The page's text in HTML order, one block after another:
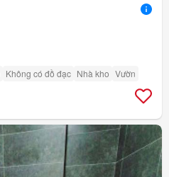
Không có đồ đạc Nhà kho Vườn